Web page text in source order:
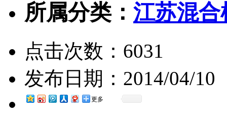
所属分类： 江苏混合
点击次数： 6031
发布日期： 2014/04/10
更多